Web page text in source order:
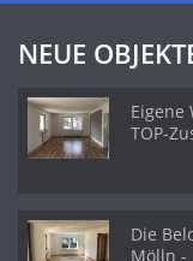
NEUE
Eigene
TOP-
Die
Mölln -